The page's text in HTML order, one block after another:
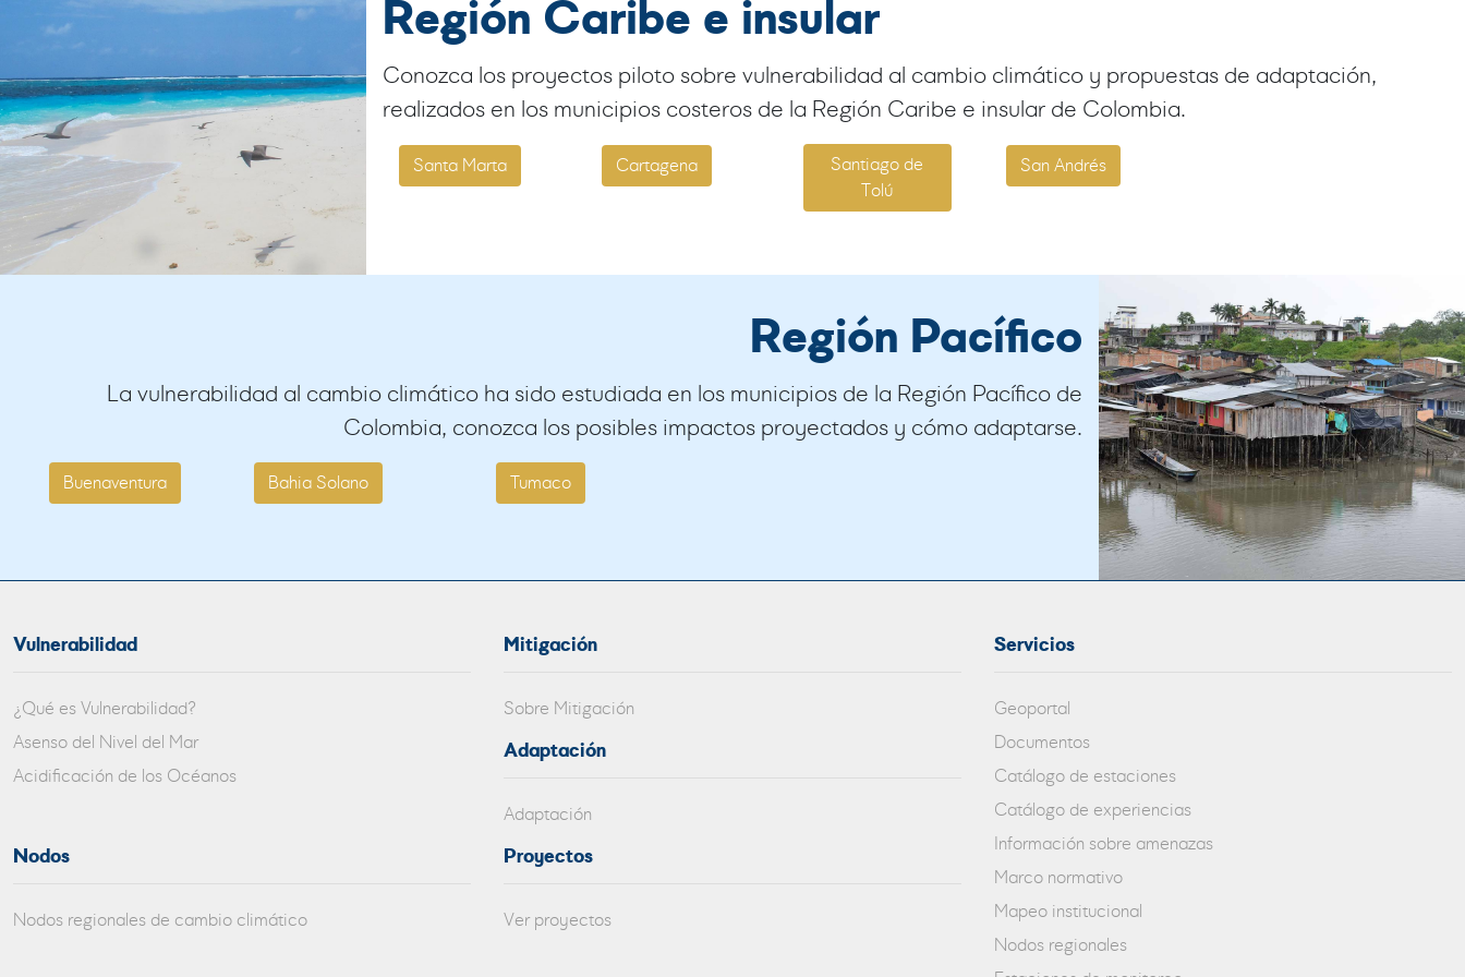
Región Caribe e insular
Conozca los proyectos piloto sobre vulnerabilidad al cambio climático y propuestas de adaptación,
realizados en los municipios costeros de la Región Caribe e insular de Colombia.
Santa Marta Cartagena
Santiago de
Tolú
San Andrés
Región Pacífico
La vulnerabilidad al cambio climático ha sido estudiada en los municipios de la Región Pacífico de
Colombia, conozca los posibles impactos proyectados y cómo adaptarse.
Buenaventura Bahia Solano Tumaco
Vulnerabilidad
¿Qué es Vulnerabilidad?
Asenso del Nivel del Mar
Acidificación de los Océanos
Nodos
Nodos regionales de cambio climático
Mitigación
Sobre Mitigación
Adaptación
Adaptación
Proyectos
Ver proyectos
Servicios
Geoportal
Documentos
Catálogo de estaciones
Catálogo de experiencias
Información sobre amenazas
Marco normativo
Mapeo institucional
Nodos regionales